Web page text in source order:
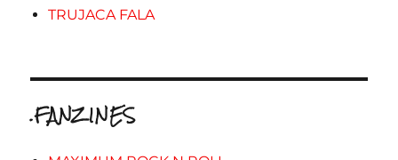
TRUJACA FALA
.FANZINES